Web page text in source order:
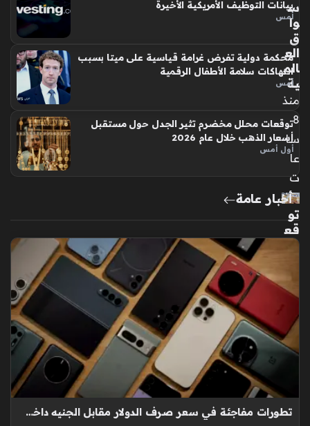
نرو
ال
شر
ق
الم
فا
ج
ئ
وأع
را
ض
الن
وب
ة
الق
لبي
صا
ة
منذ
15
عة
س
وا
ق
الع
الم
ية
منذ
8
سا
عا
ت
تو
قع
ات
دي
ل
عار
الو
قو
م
ص
بيانات التوظيف الأمريكية الأخيرة
أمس
محكمة دولية تفرض غرامة قياسية على ميتا بسبب
انتهاكات سلامة الأطفال الرقمية
أمس
توقعات محلل مخضرم تثير الجدل حول مستقبل
أسعار الذهب خلال عام 2026
أول أمس
أخبار عامة
تطورات مفاجئة في سعر صرف الدولار مقابل الجنيه داخل البنوك المصرية